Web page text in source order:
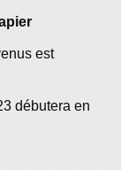
est
débutera en